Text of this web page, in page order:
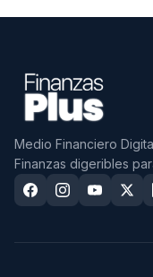
Medio Financiero
Finanzas digeribles